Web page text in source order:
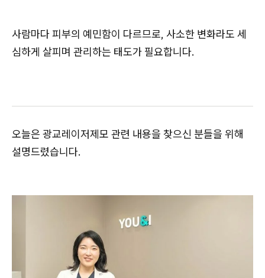
사람마다 피부의 예민함이 다르므로, 사소한 변화라도 세
심하게 살피며 관리하는 태도가 필요합니다.
오늘은 광교레이저제모 관련 내용을 찾으신 분들을 위해
설명드렸습니다.